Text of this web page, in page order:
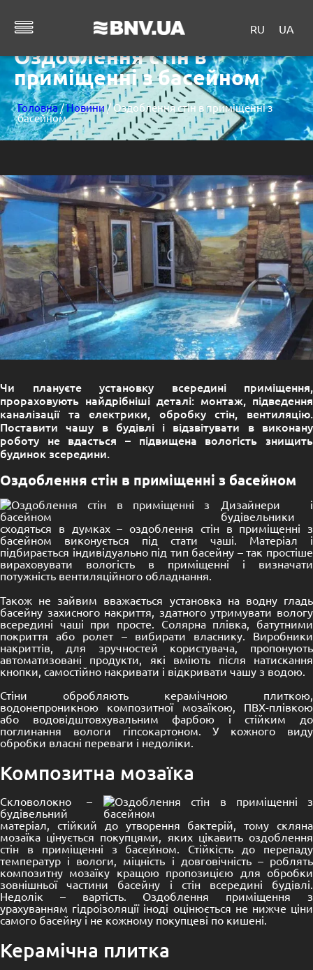
RU UA
Оздоблення стін в
приміщенні з басейном
Головна/Новини / Оздоблення стін в приміщенні з
басейном
Чи плануєте установку всередині приміщення,
прораховують найдрібніші деталі: монтаж, підведення
каналізації та електрики, обробку стін, вентиляцію.
Поставити чашу в будівлі і відзвітувати в виконану
роботу не вдасться – підвищена вологість знищить
будинок зсередини.
Оздоблення стін в приміщенні з басейном
Дизайнери і
будівельники
сходяться в думках – оздоблення стін в приміщенні з
басейном виконується під стати чаші. Матеріал і
підбирається індивідуально під тип басейну – так простіше
вираховувати вологість в приміщенні і визначати
потужність вентиляційного обладнання.
Також не зайвим вважається установка на водну гладь
басейну захисного накриття, здатного утримувати вологу
всередині чаші при просте. Солярна плівка , батутними
покриття або ролет – вибирати власнику. Виробники
накриттів, для зручностей користувача, пропонують
автоматизовані продукти, які вміють після натискання
кнопки, самостійно накривати і відкривати чашу з водою.
Стіни обробляють керамічною плиткою,
водонепроникною композитної мозаїкою, ПВХ-плівкою
або водовідштовхувальним фарбою і стійким до
поглинання вологи гіпсокартоном. У кожного виду
обробки власні переваги і недоліки.
Композитна мозаїка
Скловолокно –
будівельний
матеріал, стійкий до утворення бактерій, тому скляна
мозаїка цінується покупцями, яких цікавить оздоблення
стін в приміщенні з басейном. Стійкість до перепаду
температур і вологи, міцність і довговічність – роблять
композитну мозаїку кращою пропозицією для обробки
зовнішньої частини басейну і стін всередині будівлі.
Недолік – вартість. Оздоблення приміщення з
урахуванням гідроізоляції іноді оцінюється не нижче ціни
самого басейну і не кожному покупцеві по кишені.
Керамічна плитка